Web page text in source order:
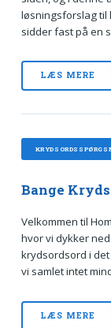
løsningsforslag til
sidder fast på en
LÆS MERE
Bange
Velkommen til
hvor vi dykker
krydsordsord i
vi samlet intet
LÆS MERE